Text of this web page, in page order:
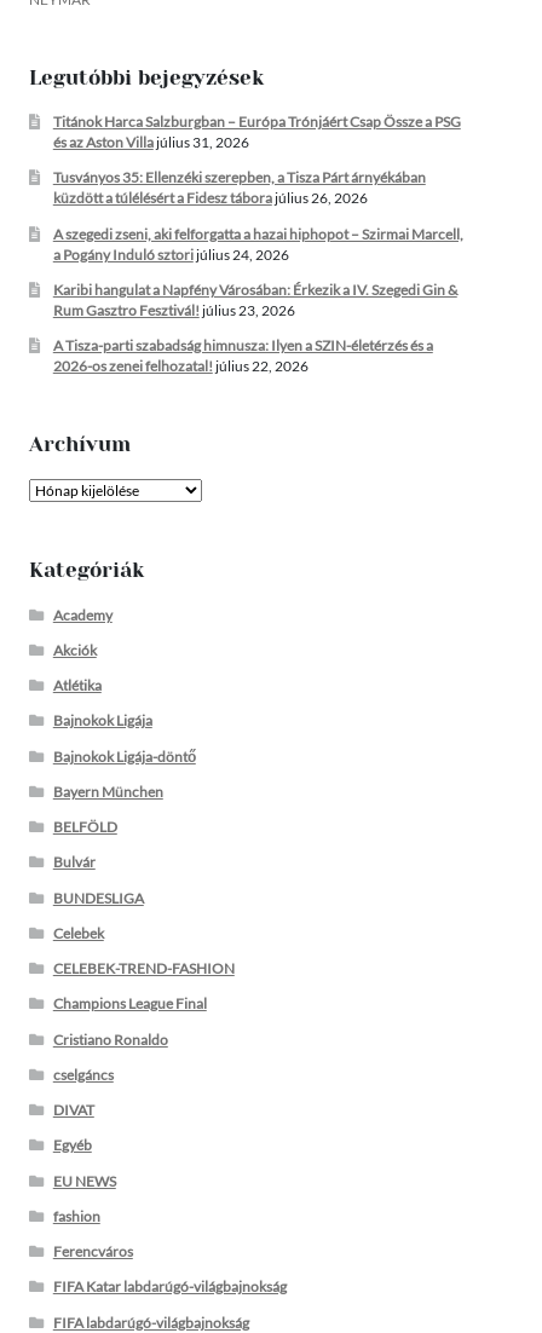
Legutóbbi bejegyzések
Titánok Harca Salzburgban – Európa Trónjáért Csap Össze a PSG
és az Aston Villajúlius 31, 2026
Tusványos 35: Ellenzéki szerepben, a Tisza Párt árnyékában
küzdött a túlélésért a Fidesz táborajúlius 26, 2026
A szegedi zseni, aki felforgatta a hazai hiphopot – Szirmai Marcell,
a Pogány Induló sztorijúlius 24, 2026
Karibi hangulat a Napfény Városában: Érkezik a IV. Szegedi Gin &
Rum Gasztro Fesztivál! július 23, 2026
A Tisza-parti szabadság himnusza: Ilyen a SZIN-életérzés és a
2026-os zenei felhozatal! július 22, 2026
Archívum
Archívum
Kategóriák
Academy
Akciók
Atlétika
Bajnokok Ligája
Bajnokok Ligája-döntő
Bayern München
BELFÖLD
Bulvár
BUNDESLIGA
Celebek
CELEBEK-TREND-FASHION
Champions League Final
Cristiano Ronaldo
cselgáncs
DIVAT
Egyéb
EU NEWS
fashion
Ferencváros
FIFA Katar labdarúgó-világbajnokság
FIFA labdarúgó-világbajnokság